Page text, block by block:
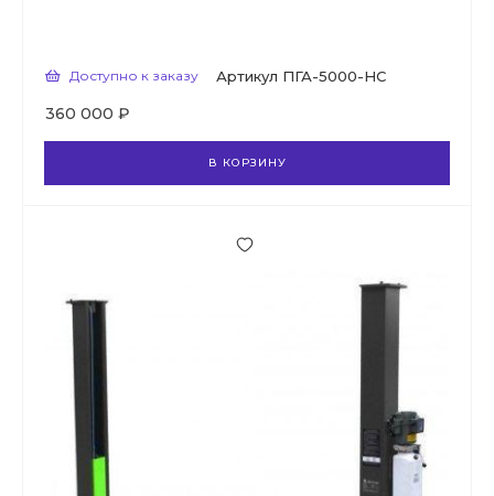
Доступно к заказу Артикул ПГА-5000-НС
360 000 ₽
В КОРЗИНУ